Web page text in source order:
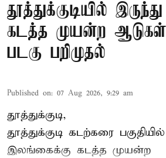
தூத்துக்குடியில்
கடத்த முயன்ற
படகு பறிமுதல்
Published on: 07 Aug 2026, 9:29 am
தூத்துக்குடி,
தூத்துக்குடி கடற்கரை
இலங்கைக்கு கடத்த முயன்ற